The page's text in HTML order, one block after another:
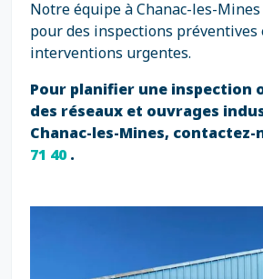
Notre équipe à Chanac-les-
pour des inspections préventives
interventions urgentes.
Pour planifier une inspection
des réseaux et ouvrages
Chanac-les-Mines, contactez-
71 40.